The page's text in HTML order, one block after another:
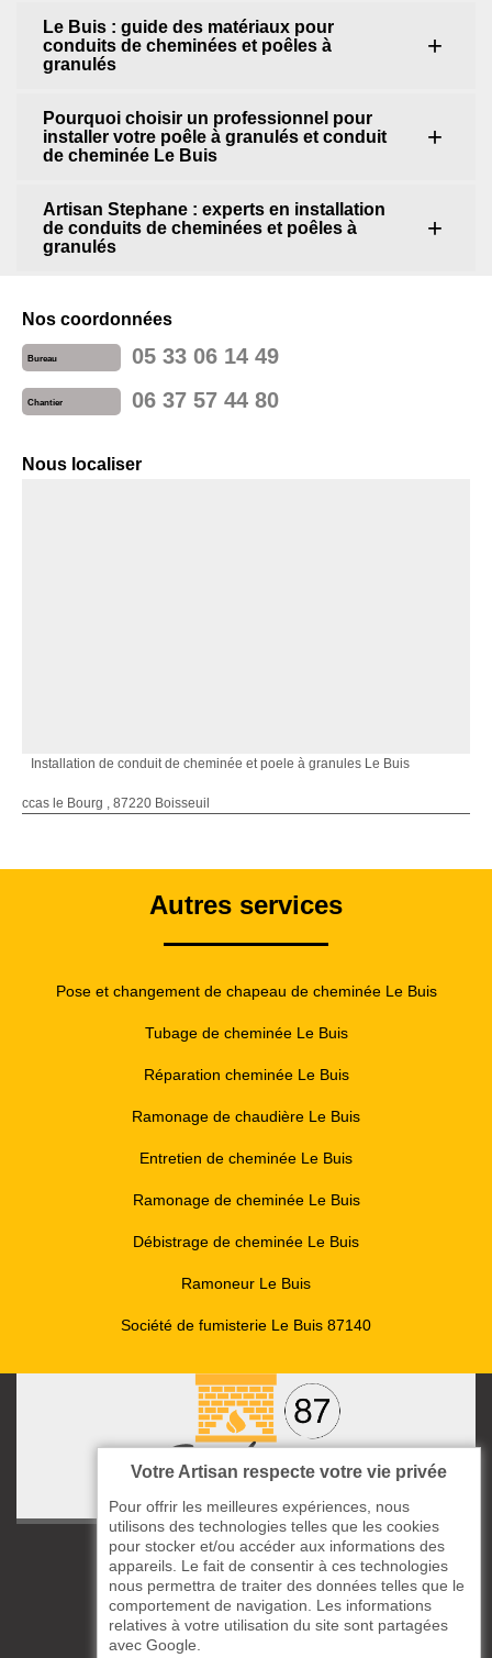
Le Buis : guide des matériaux pour
conduits de cheminées et poêles à
granulés
Pourquoi choisir un professionnel pour
installer votre poêle à granulés et conduit
de cheminée Le Buis
Artisan Stephane : experts en installation
de conduits de cheminées et poêles à
granulés
Nos coordonnées
Bureau 05 33 06 14 49
Chantier 06 37 57 44 80
Nous localiser
Installation de conduit de cheminée et poele à granules Le Buis
ccas le Bourg , 87220 Boisseuil
Autres services
Pose et changement de chapeau de cheminée Le Buis
Tubage de cheminée Le Buis
Réparation cheminée Le Buis
Ramonage de chaudière Le Buis
Entretien de cheminée Le Buis
Ramonage de cheminée Le Buis
Débistrage de cheminée Le Buis
Ramoneur Le Buis
Société de fumisterie Le Buis 87140
ccas le Bourg
87220 Boisseuil
05 33 06 14 49
Votre Artisan respecte votre vie privée
Pour offrir les meilleures expériences, nous
utilisons des technologies telles que les cookies
pour stocker et/ou accéder aux informations des
appareils. Le fait de consentir à ces technologies
nous permettra de traiter des données telles que le
comportement de navigation. Les informations
relatives à votre utilisation du site sont partagées
avec Google.